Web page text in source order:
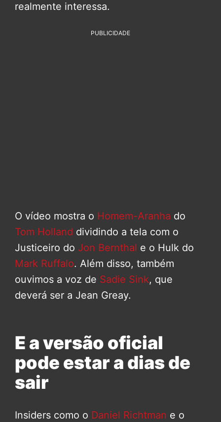
realmente interessa.
PUBLICIDADE
O vídeo mostra o Homem-Aranha do
Tom Holland dividindo a tela com o
Justiceiro do Jon Bernthal e o Hulk do
Mark Ruffalo. Além disso, também
ouvimos a voz de Sadie Sink, que
deverá ser a Jean Greay.
E a versão oficial
pode estar a dias de
sair
Insiders como o Daniel Richtman e o